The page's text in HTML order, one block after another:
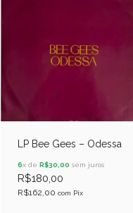
LP Bee Gees – Odessa
6x de R$30,00 sem juros
R$180,00
R$162,00 com Pix